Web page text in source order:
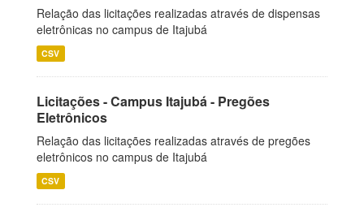
Relação das licitações realizadas através de dispensas
eletrônicas no campus de Itajubá
CSV
Licitações - Campus Itajubá - Pregões
Eletrônicos
Relação das licitações realizadas através de pregões
eletrônicos no campus de Itajubá
CSV